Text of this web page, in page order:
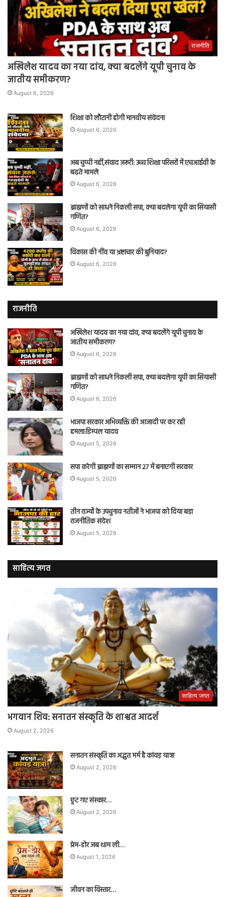
राजनीति
अखिलेश यादव का नया दांव, क्या बदलेंगे यूपी चुनाव के
जातीय समीकरण?
August 6, 2026
शिक्षा को लौटानी होगी मानवीय संवेदना
August 6, 2026
अब चुप्पी नहीं,संवाद ज़रूरी: उच्च शिक्षा परिसरों में एचआईवी के
बढ़ते मामले
August 6, 2026
ब्राह्मणों को साधने निकली सपा, क्या बदलेगा यूपी का सियासी
गणित?
August 6, 2026
विकास की नींव या भ्रष्टाचार की बुनियाद?
August 6, 2026
राजनीति
अखिलेश यादव का नया दांव, क्या बदलेंगे यूपी चुनाव के
जातीय समीकरण?
August 6, 2026
ब्राह्मणों को साधने निकली सपा, क्या बदलेगा यूपी का सियासी
गणित?
August 6, 2026
भाजपा सरकार अभिव्यक्ति की आजादी पर कर रही
हमला:डिम्पल यादव
August 5, 2026
सपा करेगी ब्राह्मणों का सम्मान 27 में बनाएगी सरकार
August 5, 2026
तीन राज्यों के उपचुनाव नतीजों ने भाजपा को दिया बड़ा
राजनीतिक संदेश
August 5, 2026
साहित्य जगत
साहित्य जगत
भगवान शिव: सनातन संस्कृति के शाश्वत आदर्श
August 2, 2026
सनातन संस्कृति का अद्भुत मर्म है कांवड़ यात्रा
August 2, 2026
छूट गए संस्कार…
August 2, 2026
प्रेम-डोर जब थाम ली…
August 1, 2026
जीवन का विस्तार…